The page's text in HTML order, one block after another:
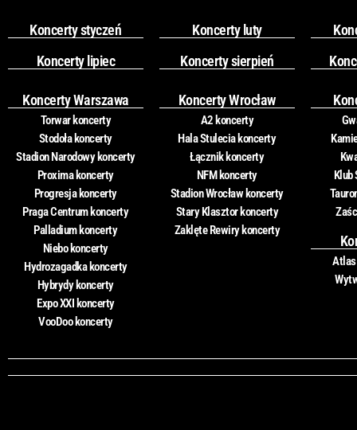
Koncerty styczeń Koncerty luty
Koncerty lipiec
Koncerty sierpień
Koncerty Warszawa
Torwar koncerty
Stodoła koncerty
Stadion Narodowy koncerty
Proxima koncerty
Progresja koncerty
Praga Centrum koncerty
Palladium koncerty
Niebo koncerty
Hydrozagadka koncerty
Hybrydy koncerty
Expo XXI koncerty
VooDoo koncerty
Koncerty Wrocław
A2 koncerty
Hala Stulecia koncerty
Łącznik koncerty
NFM koncerty
Stadion Wrocław koncerty
Stary Klasztor koncerty
Zaklęte Rewiry koncerty
Klub